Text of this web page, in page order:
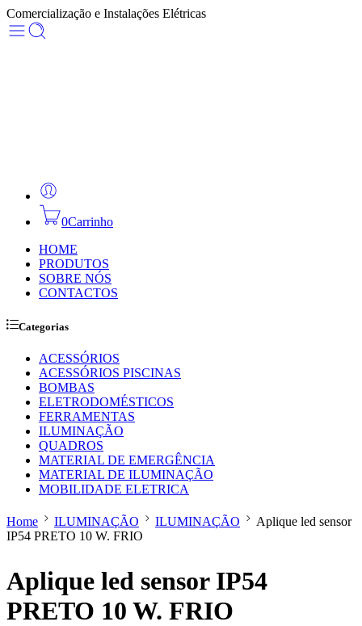
Comercialização e Instalações Elétricas
0Carrinho
HOME
PRODUTOS
SOBRE NÓS
CONTACTOS
Categorias
ACESSÓRIOS
ACESSÓRIOS PISCINAS
BOMBAS
ELETRODOMÉSTICOS
FERRAMENTAS
ILUMINAÇÃO
QUADROS
MATERIAL DE EMERGÊNCIA
MATERIAL DE ILUMINAÇÃO
MOBILIDADE ELETRICA
Home ILUMINAÇÃO ILUMINAÇÃO
Aplique led sensor
IP54 PRETO 10 W. FRIO
Aplique led sensor IP54
PRETO 10 W. FRIO